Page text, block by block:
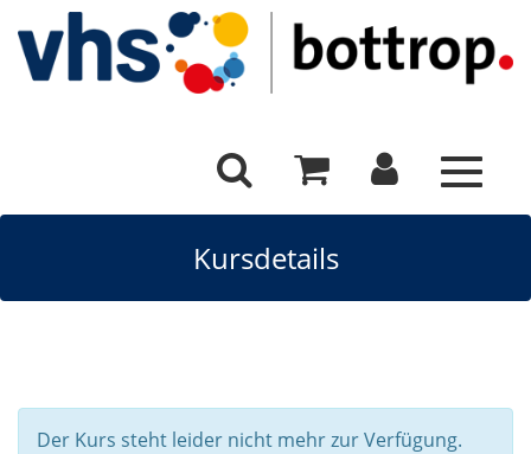
Toggle
Kursdetails
Der Kurs steht leider nicht mehr zur Verfügung.